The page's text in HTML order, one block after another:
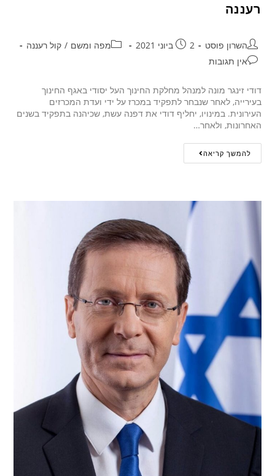
רעננה
השרון פוסט 2 ביוני 2021 מפה ומשם / קול רעננה
אין תגובות
דודי זינגר מונה למנהל מחלקת החינוך העל יסודי באגף החינוך
בעירייה, לאחר שנבחר לתפקיד במכרז על ידי ועדת המכרזים
העירונית. במינויו, יחליף דודי את דפנה עשת, שכיהנה בתפקיד בשנים
האחרונות, ולאחר…
להמשך קריאה